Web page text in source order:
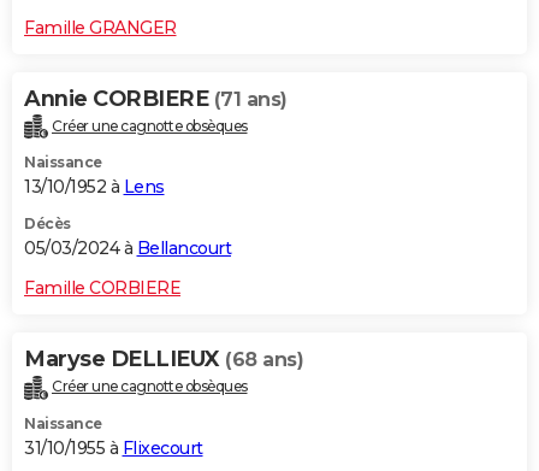
Famille GRANGER
Annie CORBIERE (71 ans)
Créer une cagnotte obsèques
Naissance
13/10/1952 à Lens
Décès
05/03/2024 à Bellancourt
Famille CORBIERE
Maryse DELLIEUX (68 ans)
Créer une cagnotte obsèques
Naissance
31/10/1955 à Flixecourt